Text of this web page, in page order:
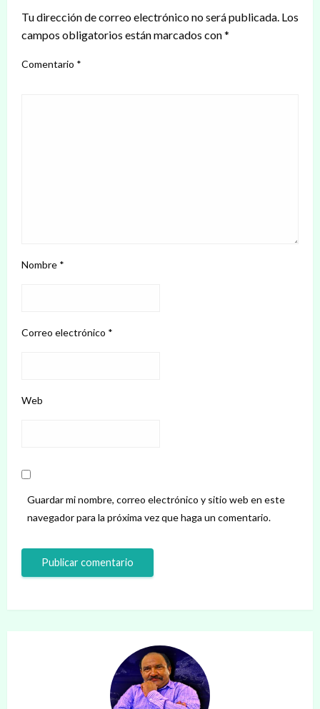
Tu dirección de correo electrónico no será publicada. Los
campos obligatorios están marcados con*
Comentario *
Nombre *
Correo electrónico *
Web
Guardar mi nombre, correo electrónico y sitio web en este
navegador para la próxima vez que haga un comentario.